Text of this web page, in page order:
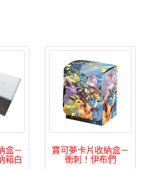
盒－
箱白
寶可夢卡片收納盒－
衝刺！伊布們